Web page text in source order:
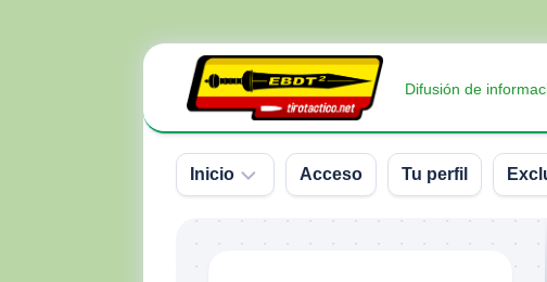
Difusión de
Inicio Acceso Tu perfil